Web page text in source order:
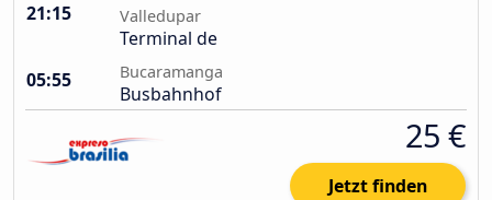
21:15 Valledupar
Terminal de
05:55
Bucaramanga
Busbahnhof
25 €
Jetzt finden